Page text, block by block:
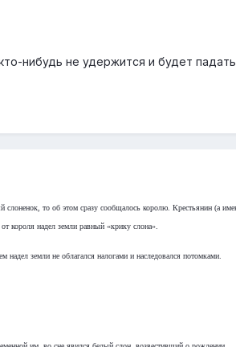
нибудь не удержится и будет
то об этом сразу сообщалось королю. Крестьянин (а
короля надел земли равный «крику слона».
земли не облагался налогами и наследовался потомками.